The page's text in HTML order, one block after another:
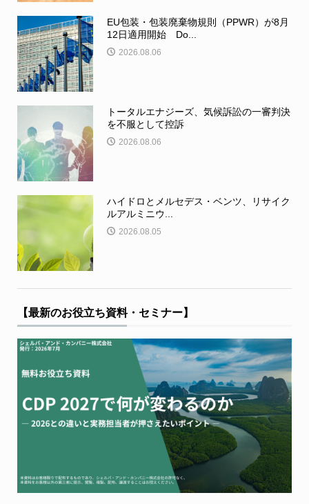
EU包装・包装廃棄物規則（PPWR）が8月
12日適用開始 Do...
2026.08.06
トータルエナジーズ、気候訴訟の一審判決
を不服として控訴
2026.08.06
ハイドロとメルセデス・ベンツ、リサイク
ルアルミニウ...
2026.08.05
【最新のお役立ち資料・セミナー】